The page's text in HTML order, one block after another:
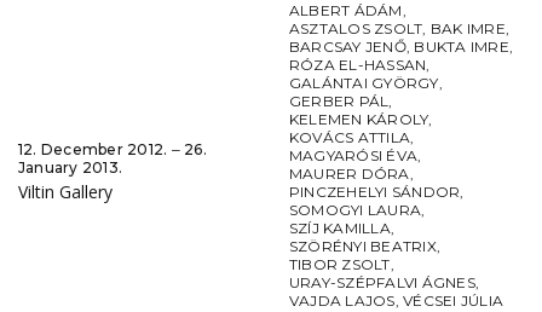
12. December 2012. ‒ 26.
January 2013.
Viltin Gallery
ALBERT ÁDÁM,
ASZTALOS ZSOLT, BAK IMRE,
BARCSAY JENŐ, BUKTA IMRE,
RÓZA EL-HASSAN,
GALÁNTAI GYÖRGY,
GERBER PÁL,
KELEMEN KÁROLY,
KOVÁCS ATTILA,
MAGYARÓSI ÉVA,
MAURER DÓRA,
PINCZEHELYI SÁNDOR,
SOMOGYI LAURA,
SZÍJ KAMILLA,
SZÖRÉNYI BEATRIX,
TIBOR ZSOLT,
URAY-SZÉPFALVI ÁGNES,
VAJDA LAJOS,VÉCSEI JÚLIA